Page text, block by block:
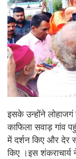
इसके उन्होंने लोहाजगं
काफिला सवाड़ गांव
में दर्शन किए और देर
किए ।इस शंकराचार्य